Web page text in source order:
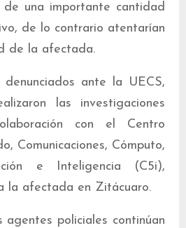
una importante cantidad
de lo contrario atentarían
de la afectada.
denunciados ante la UECS,
las investigaciones
con el Centro
Comunicaciones, Cómputo,
e Inteligencia (C5i),
la afectada en Zitácuaro.
policiales continúan